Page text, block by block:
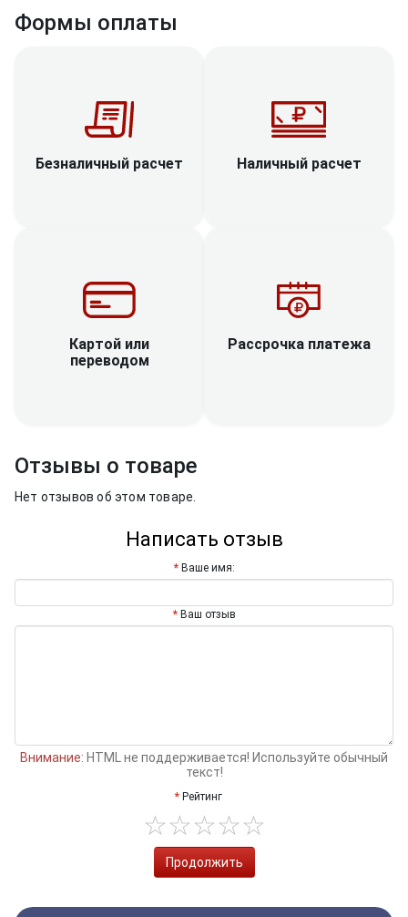
Формы оплаты
Безналичный расчет Наличный расчет
Картой или
переводом
Рассрочка платежа
Отзывы о товаре
Нет отзывов об этом товаре.
Написать отзыв
Ваше имя:
Ваш отзыв
Внимание: HTML не поддерживается! Используйте обычный
текст!
Рейтинг
Продолжить